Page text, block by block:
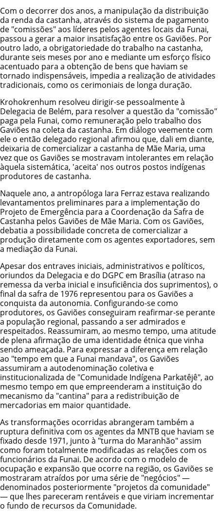
Com o decorrer dos anos, a manipulação da distribuição
da renda da castanha, através do sistema de pagamento
de "comissões" aos líderes pelos agentes locais da Funai,
passou a gerar a maior insatisfação entre os Gaviões. Por
outro lado, a obrigatoriedade do trabalho na castanha,
durante seis meses por ano e mediante um esforço físico
acentuado para a obtenção de bens que haviam se
tornado indispensáveis, impedia a realização de atividades
tradicionais, como os cerimoniais de longa duração.
Krohokrenhum resolveu dirigir-se pessoalmente à
Delegacia de Belém, para resolver a questão da "comissão"
paga pela Funai, como remuneração pelo trabalho dos
Gaviões na coleta da castanha. Em diálogo veemente com
ele o então delegado regional afirmou que, dali em diante,
deixaria de comercializar a castanha de Mãe Maria, uma
vez que os Gaviões se mostravam intolerantes em relação
àquela sistemática, 'aceita' nos outros postos indígenas
produtores de castanha.
Naquele ano, a antropóloga Iara Ferraz estava realizando
levantamentos preliminares para a implementação do
Projeto de Emergência para a Coordenação da Safra de
Castanha pelos Gaviões de Mãe Maria. Com os Gaviões,
debatia a possibilidade concreta de comercializar a
produção diretamente com os agentes exportadores, sem
a mediação da Funai.
Apesar dos entraves iniciais, administrativos e políticos,
oriundos da Delegacia e do DGPC em Brasília (atraso na
remessa da verba inicial e insuficiência dos suprimentos), o
final da safra de 1976 representou para os Gaviões a
conquista da autonomia. Configurando-se como
produtores, os Gaviões conseguiram reafirmar-se perante
a população regional, passando a ser admirados e
respeitados. Reassumiram, ao mesmo tempo, uma atitude
de plena afirmação de uma identidade étnica que vinha
sendo ameaçada. Para expressar a diferença em relação
ao "tempo em que a Funai mandava", os Gaviões
assumiram a autodenominação coletiva e
institucionalizada de "Comunidade Indígena Parkatêjê", ao
mesmo tempo em que empreenderam a instituição do
mecanismo da "cantina" para a redistribuição de
mercadorias em maior quantidade.
As transformações ocorridas abrangeram também a
ruptura definitiva com os agentes da MNTB que haviam se
fixado desde 1971, junto à "turma do Maranhão" assim
como foram totalmente modificadas as relações com os
funcionários da Funai. De acordo com o modelo de
ocupação e expansão que ocorre na região, os Gaviões se
mostraram atraídos por uma série de "negócios" —
denominados posteriormente "projetos da comunidade"
— que lhes pareceram rentáveis e que viriam incrementar
o fundo de recursos da Comunidade.